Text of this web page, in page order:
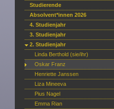
Studierende
Absolvent*innen 2026
4. Studienjahr
3. Studienjahr
2. Studienjahr
Linda Berthold (sie/ihr)
Oskar Franz
Henriette Janssen
Liza Mineeva
Pius Nagel
Emma Rian